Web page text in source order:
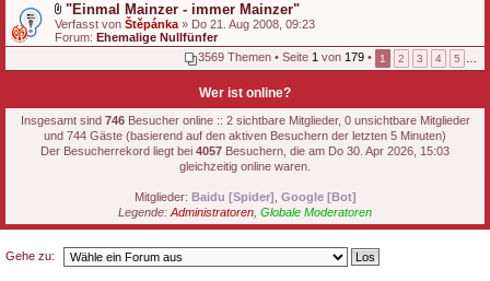
D
a
t
i
h
a
n
g
"Einmal Mainzer - immer Mainzer"
Verfasst von Štěpánka » Do 21. Aug 2008, 09:23
Forum: Ehemalige Nullfünfer
3569 Themen • Seite 1 von 179 • 1 2 3 4 5
Wer ist online?
Insgesamt sind 746Besucher online :: 2 sichtbare Mitglieder, 0 unsichtbare Mitglieder
und 744 Gäste (basierend auf den aktiven Besuchern der letzten 5 Minuten)
Der Besucherrekord liegt bei 4057 Besuchern, die am Do 30. Apr 2026, 15:03
gleichzeitig online waren.
Mitglieder: Baidu [Spider] Google [Bot]
Legende: Administratoren Globale Moderatoren
Gehe zu: